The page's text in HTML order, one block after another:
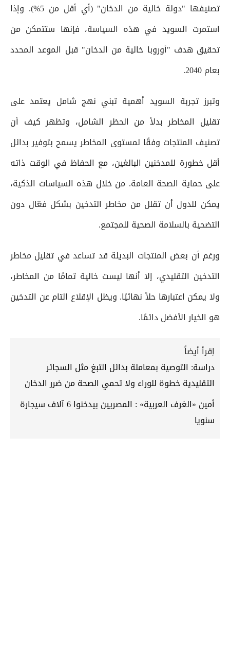
تصنيفها "دولة خالية من الدخان" (أي أقل من 5%). وإذا
استمرت السويد في هذه السياسة، فإنها ستتمكن من
تحقيق هدف "أوروبا خالية من الدخان" قبل الموعد المحدد
بعام 2040.
وتبرز تجربة السويد أهمية تبني نهج شامل يعتمد على
تقليل المخاطر بدلاً من الحظر الشامل، وتظهر كيف أن
تصنيف المنتجات وفقًا لمستوى المخاطر يسمح بتوفير بدائل
أقل خطورة للمدخنين البالغين، مع الحفاظ في الوقت ذاته
على حماية الصحة العامة. من خلال هذه السياسات الذكية،
يمكن للدول أن تقلل من مخاطر التدخين بشكل فعّال دون
التضحية بالسلامة الصحية للمجتمع.
ورغم أن بعض المنتجات البديلة قد تساعد في تقليل مخاطر
التدخين التقليدي، إلا أنها ليست خالية تمامًا من المخاطر،
ولا يمكن اعتبارها حلاً نهائيًا. ويظل الإقلاع التام عن التدخين
هو الخيار الأفضل دائمًا.
إقرأ أيضاً
دراسة: التوصية بمعاملة بدائل التبغ مثل السجائر
التقليدية خطوة للوراء ولا تحمي الصحة من ضرر الدخان
أمين «الغرف العربية» : المصريين بيدخنوا 6 آلاف سيجارة
سنويا